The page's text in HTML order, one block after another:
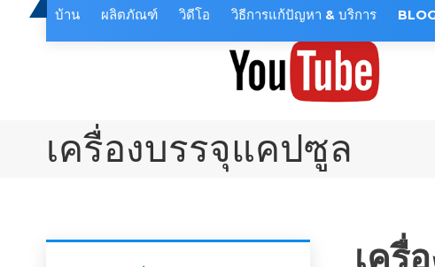
บ้าน ผลิตภัณฑ์ วิดีโอ วิธีการแก้ปัญหา & บริการ
เครื่องบรรจุแคปซูล
เครื่